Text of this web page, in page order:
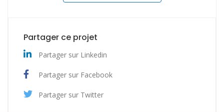
Partager ce projet
Partager sur Linkedin
Partager sur Facebook
Partager sur Twitter